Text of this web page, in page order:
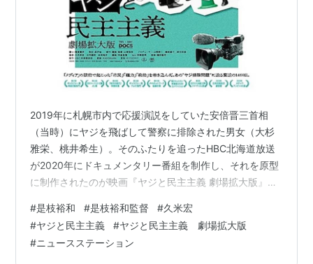
2019年に札幌市内で応援演説をしていた安倍晋三首相
（当時）にヤジを飛ばして警察に排除された男女（大杉
雅栄、桃井希生）。そのふたりを追ったHBC北海道放送
が2020年にドキュメンタリー番組を制作し、それを原型
に制作されたのが映画『ヤジと民主主義 劇場拡大版』
﨑裕侍。2024年2月、同作の上映後に山﨑氏と『怪物』
（2023）などの是枝裕和監督とのトークがあった（以下
のレポはメモと怪しい記憶頼りですので、実際と異なる
#是枝裕和 #是枝裕和監督 #久米宏
#ヤジと民主主義 #ヤジと民主主義 劇場拡大版
#ニュースステーション